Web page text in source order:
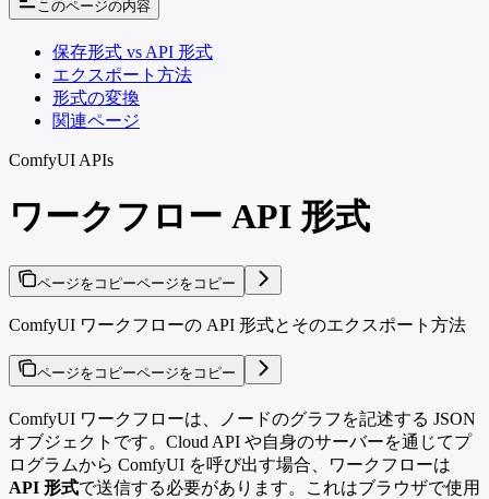
このページの内容
保存形式 vs API 形式
エクスポート方法
形式の変換
関連ページ
ComfyUI APIs
ワークフロー API 形式
ページをコピーページをコピー
ComfyUI ワークフローの API 形式とそのエクスポート方法
ページをコピーページをコピー
ComfyUI ワークフローは、ノードのグラフを記述する JSON
オブジェクトです。Cloud API や自身のサーバーを通じてプ
ログラムから ComfyUI を呼び出す場合、ワークフローは
API 形式で送信する必要があります。これはブラウザで使用